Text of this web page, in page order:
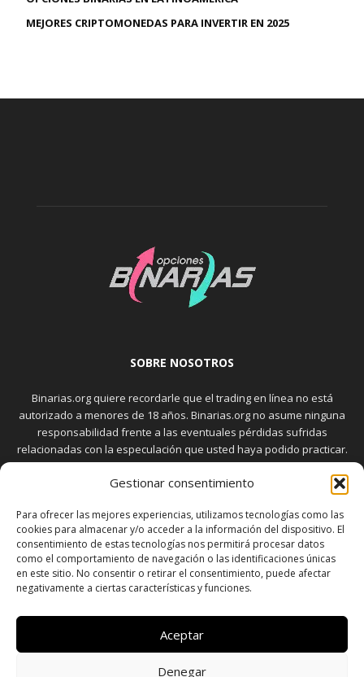
Gestionar consentimiento
Para ofrecer las mejores experiencias, utilizamos tecnologías como las
cookies para almacenar y/o acceder a la información del dispositivo. El
consentimiento de estas tecnologías nos permitirá procesar datos
como el comportamiento de navegación o las identificaciones únicas
en este sitio. No consentir o retirar el consentimiento, puede afectar
negativamente a ciertas características y funciones.
Aceptar
Denegar
MEJORES CRIPTOMONEDAS PARA INVERTIR EN 2025
SOBRE NOSOTROS
Binarias.org quiere recordarle que el trading en línea no está
autorizado a menores de 18 años. Binarias.org no asume ninguna
responsabilidad frente a las eventuales pérdidas sufridas
relacionadas con la especulación que usted haya podido practicar.
El trading en el mercado de opciones binarias implica riesgos
elevados. Usted debe conocer y aceptar estos riesgos, que
transacciones bursátiles.
SÍGUENOS